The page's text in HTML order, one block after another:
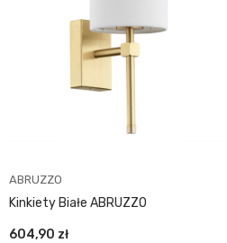
ABRUZZO
Kinkiety Białe ABRUZZO
604,90 zł